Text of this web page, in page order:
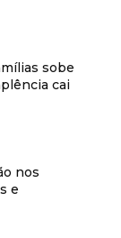
sobe
cai
nos
e